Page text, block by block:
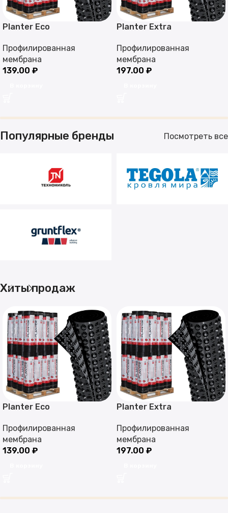
Planter Eco
Профилированная
мембрана
139.00 ₽
Planter Extra
Профилированная
мембрана
197.00 ₽
Популярные бренды Посмотреть все
Хиты продаж
Planter Eco
Профилированная
мембрана
139.00 ₽
Planter Extra
Профилированная
мембрана
197.00 ₽